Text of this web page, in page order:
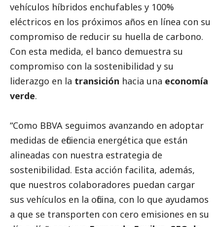
vehículos híbridos enchufables y 100%
eléctricos en los próximos años en línea con su
compromiso de reducir su huella de carbono.
Con esta medida, el banco demuestra su
compromiso con la sostenibilidad y su
liderazgo en la transición hacia una economía
verde.
“Como BBVA seguimos avanzando en adoptar
medidas de eficiencia energética que están
alineadas con nuestra estrategia de
sostenibilidad. Esta acción facilita, además,
que nuestros colaboradores puedan cargar
sus vehículos en la oficina, con lo que ayudamos
a que se transporten con cero emisiones en su